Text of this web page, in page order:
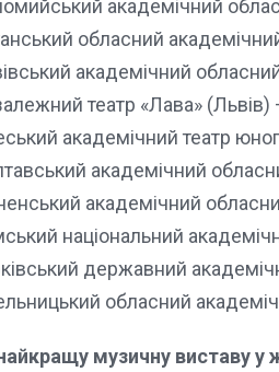
академічний
обласний
академічний
театр «Лава» (Львів)
академічний театр
академічний
академічний
національний
державний
обласний
музичну виставу